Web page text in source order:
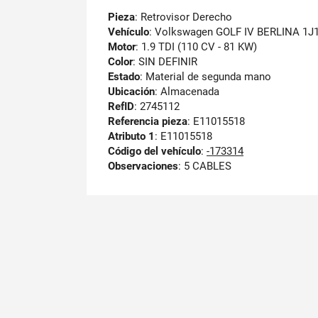
Pieza: Retrovisor Derecho
Vehículo: Volkswagen GOLF IV BERLINA
Motor: 1.9 TDI (110 CV - 81 KW)
Color: SIN DEFINIR
Estado: Material de segunda mano
Ubicación: Almacenada
RefID: 2745112
Referencia pieza: E11015518
Atributo 1 : E11015518
Código del vehículo: -173314
Observaciones: 5 CABLES